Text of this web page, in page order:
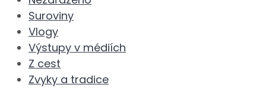
Suroviny
Vlogy
Výstupy v médiích
Z cest
Zvyky a tradice